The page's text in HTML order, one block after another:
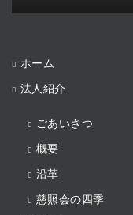
ホーム
法人紹介
ごあいさつ
概要
沿革
慈照会の四季